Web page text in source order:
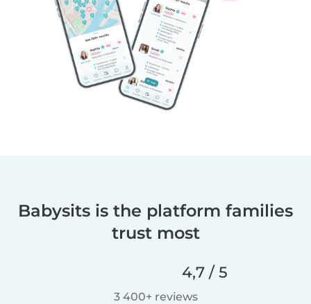
Babysits is the platform families
trust most
4,7 / 5
3 400+ reviews